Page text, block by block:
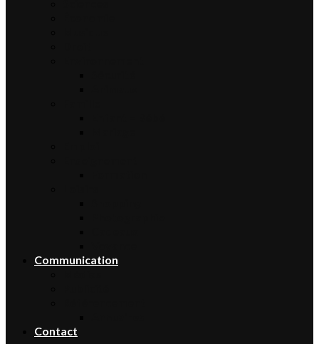
Communication
Contact